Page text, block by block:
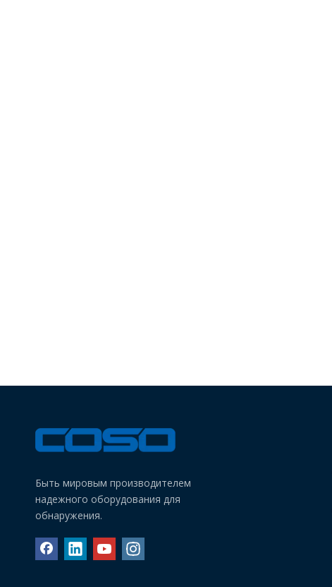
Быть мировым производителем
надежного оборудования для
обнаружения.